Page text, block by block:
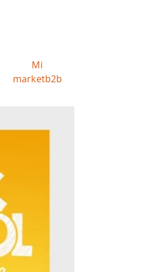
Mi
marketb2b